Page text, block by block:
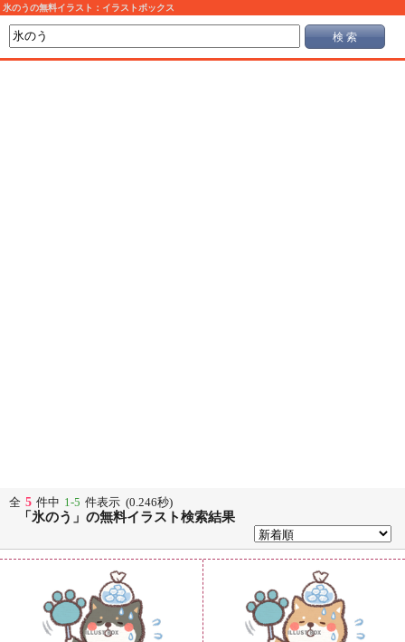
氷のうの無料イラスト：イラストボックス
検 索
全 5 件中 1-5 件表示 (0.246秒)
「氷のう」の無料イラスト検索結果